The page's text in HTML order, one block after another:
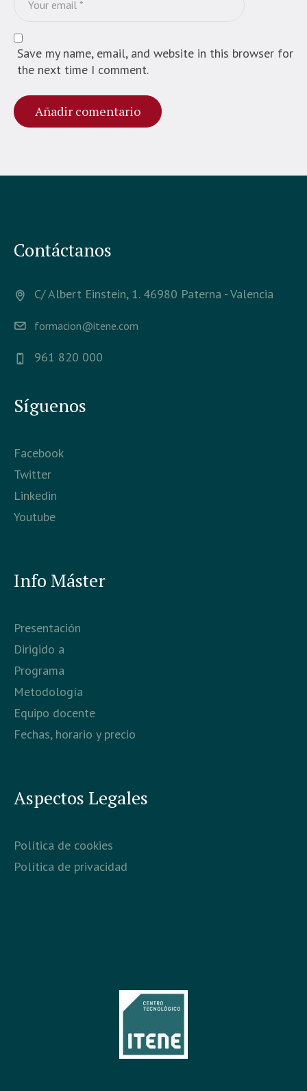
Save my name, email, and website in this browser for
the next time I comment.
Contáctanos
C/ Albert Einstein, 1. 46980 Paterna - Valencia
formacion@itene.com
961 820 000
Síguenos
Facebook
Twitter
Linkedin
Youtube
Info Máster
Presentación
Dirigido a
Programa
Metodología
Equipo docente
Fechas, horario y precio
Aspectos Legales
Política de cookies
Política de privacidad